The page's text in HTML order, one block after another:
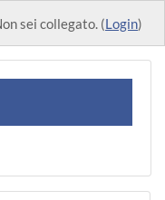
sei collegato. (Login)